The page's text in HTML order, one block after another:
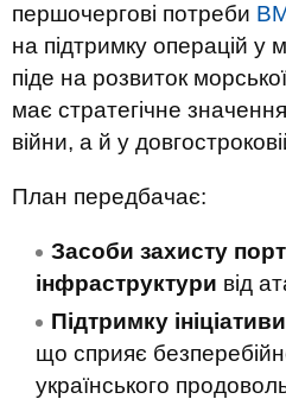
першочергові потреби
на підтримку операцій у
піде на розвиток
має стратегічне
війни, а й у
План передбачає:
Засоби захисту
інфраструктури від
Підтримку
що сприяє
українського